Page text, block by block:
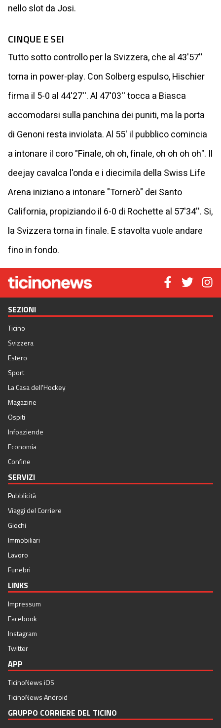
nello slot da Josi.
CINQUE E SEI
Tutto sotto controllo per la Svizzera, che al 43'57''
torna in power-play. Con Solberg espulso, Hischier
firma il 5-0 al 44'27''. Al 47'03'' tocca a Biasca
accomodarsi sulla panchina dei puniti, ma la porta
di Genoni resta inviolata. Al 55' il pubblico comincia
a intonare il coro "Finale, oh oh, finale, oh oh oh oh". Il
deejay cavalca l'onda e i diecimila della Swiss Life
Arena iniziano a intonare "Tornerò" dei Santo
California, propiziando il 6-0 di Rochette al 57'34''. Si,
la Svizzera torna in finale. E stavolta vuole andare
fino in fondo.
SEZIONI
Ticino
Svizzera
Estero
Sport
La Casa dell'Hockey
Magazine
Ospiti
Infoaziende
Economia
Confine
SERVIZI
Pubblicità
Viaggi del Corriere
Giochi
Immobiliari
Lavoro
Funebri
LINKS
Impressum
Facebook
Instagram
Twitter
APP
TicinoNews iOS
TicinoNews Android
GRUPPO CORRIERE DEL TICINO